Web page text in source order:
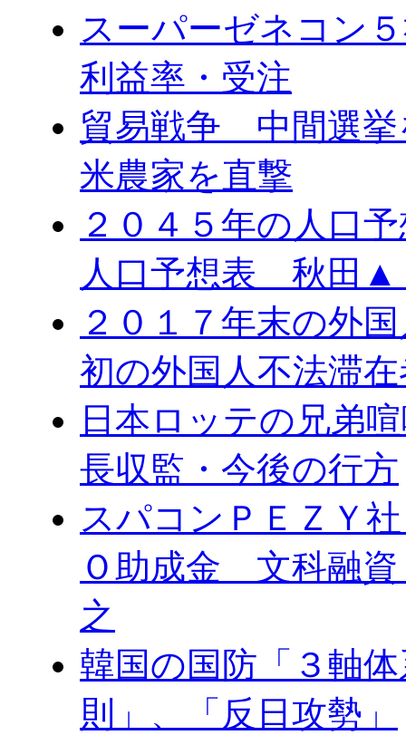
スーパーゼネコン
利益率・受注
貿易戦争 中間選
米農家を直撃
２０４５年の人口
人口予想表 秋田▲
２０１７年末の外
初の外国人不法滞
日本ロッテの兄弟
長収監・今後の行方
スパコンＰＥＺＹ
Ｏ助成金 文科融
之
韓国の国防「３軸
則」、「反日攻勢」